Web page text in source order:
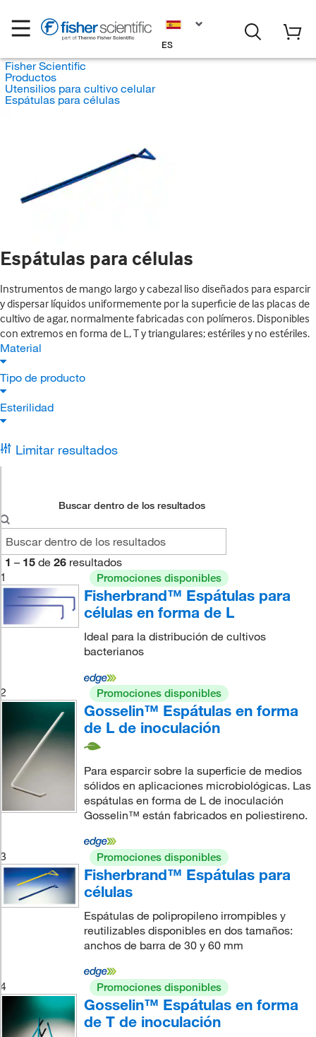
ES
Fisher Scientific
Productos
Utensilios para cultivo celular
Espátulas para células
Espátulas para células
Instrumentos de mango largo y cabezal liso diseñados para esparcir
y dispersar líquidos uniformemente por la superficie de las placas de
cultivo de agar, normalmente fabricadas con polímeros. Disponibles
con extremos en forma de L, T y triangulares; estériles y no estériles.
Material
Tipo de producto
Esterilidad
Limitar resultados
Buscar dentro de los resultados
1 – 15 de 26 resultados
1
Promociones disponibles
Fisherbrand™ Espátulas para
células en forma de L
Ideal para la distribución de cultivos
bacterianos
2 Promociones disponibles
Gosselin™ Espátulas en forma
de L de inoculación
Para esparcir sobre la superficie de medios
sólidos en aplicaciones microbiológicas. Las
espátulas en forma de L de inoculación
Gosselin™ están fabricados en poliestireno.
3 Promociones disponibles
Fisherbrand™ Espátulas para
células
Espátulas de polipropileno irrompibles y
reutilizables disponibles en dos tamaños:
anchos de barra de 30 y 60 mm
4 Promociones disponibles
Gosselin™ Espátulas en forma
de T de inoculación